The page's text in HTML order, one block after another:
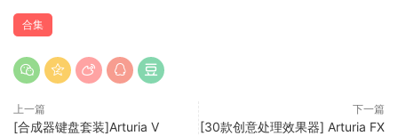
合集
上一篇
[合成器键盘套装]Arturia V
下一篇
[30款创意处理效果器] Arturia FX